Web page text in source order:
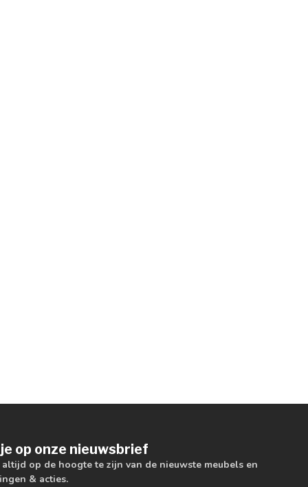
op onze nieuwsbrief
op de hoogte te zijn van de nieuwste meubels en
& acties.